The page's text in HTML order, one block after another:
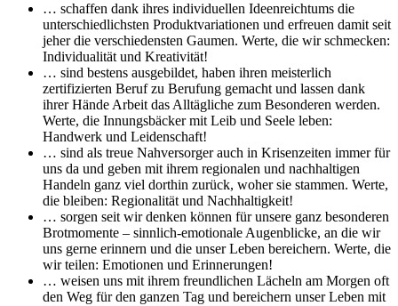
… schaffen dank ihres individuellen Ideenreichtums die
unterschiedlichsten Produktvariationen und erfreuen damit seit
jeher die verschiedensten Gaumen. Werte, die wir schmecken:
Individualität und Kreativität!
… sind bestens ausgebildet, haben ihren meisterlich
zertifizierten Beruf zu Berufung gemacht und lassen dank
ihrer Hände Arbeit das Alltägliche zum Besonderen werden.
Werte, die Innungsbäcker mit Leib und Seele leben:
Handwerk und Leidenschaft!
… sind als treue Nahversorger auch in Krisenzeiten immer für
uns da und geben mit ihrem regionalen und nachhaltigen
Handeln ganz viel dorthin zurück, woher sie stammen. Werte,
die bleiben: Regionalität und Nachhaltigkeit!
… sorgen seit wir denken können für unsere ganz besonderen
Brotmomente – sinnlich-emotionale Augenblicke, an die wir
uns gerne erinnern und die unser Leben bereichern. Werte, die
wir teilen: Emotionen und Erinnerungen!
… weisen uns mit ihrem freundlichen Lächeln am Morgen oft
den Weg für den ganzen Tag und bereichern unser Leben mit